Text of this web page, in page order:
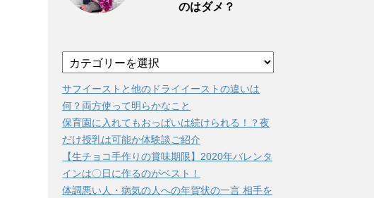
のはダメ？
テ
ゴ
リ
ー
サフイーストと他のドライイーストの違いは
何？両方使って明らかなこと
保育園に入れてもおっぱいは続けられる！？夜
だけ授乳は可能か体験談ご紹介
【生チョコ手作りの賞味期限】2020年バレンタ
インは〇日に作るのがベスト！
体調悪い人・病気の人への年賀状の一言 相手を